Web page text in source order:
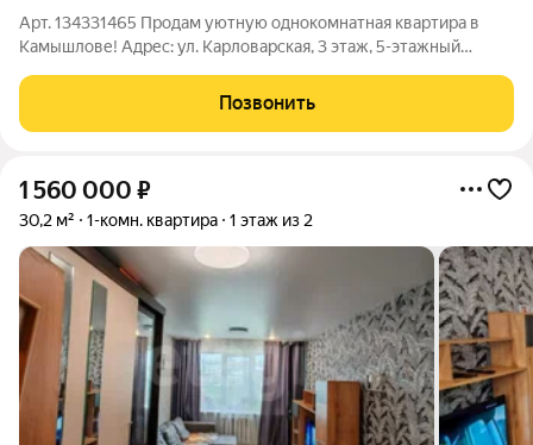
Арт. 134331465 Продам уютную однокомнатная квартира в
Камышлове! Адрес: ул. Карловарская, 3 этаж, 5-этажный
Окна: стеклопластик Балкон Санузел: совмещенный.
Состояние: очень теплая, светлая и
Позвонить
1 560 000 ₽
30,2 м² 1-комн. квартира 1 этаж из 2